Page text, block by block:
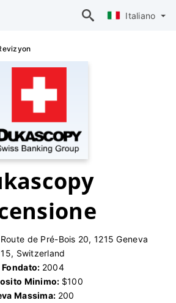
Italiano
de Pré-Bois 20, 1215 Geneva
15, Switzerland
Fondato: 2004
Minimo: $100
Massima: 200